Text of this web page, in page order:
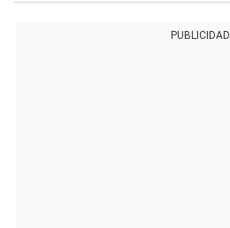
PUBLICIDAD